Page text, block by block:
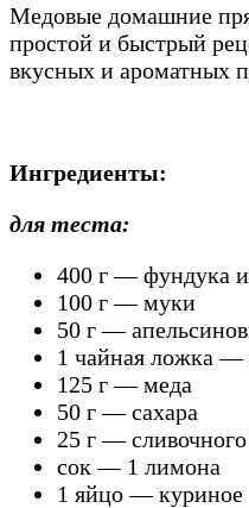
Медовые домашние
простой и быстрый
вкусных и ароматных
Ингредиенты:
для теста:
400 г — фундука
100 г — муки
50 г —
1 чайная ложка
125 г — меда
50 г — сахара
25 г —
сок — 1 лимона
1 яйцо — куриное